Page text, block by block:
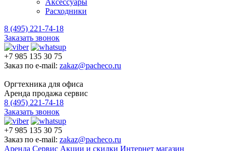
Аксессуары
Расходники
8 (495) 221-74-18
Заказать звонок
+7 985 135 30 75
Заказ по e-mail: zakaz@pacheco.ru
Оргтехника для офиса
Аренда продажа сервис
8 (495) 221-74-18
Заказать звонок
+7 985 135 30 75
Заказ по e-mail: zakaz@pacheco.ru
Аренда Сервис Акции и скидки Интернет магазин